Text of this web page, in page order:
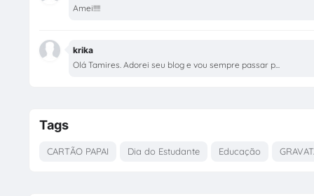
Amei!!!!!
krika
Olá Tamires. Adorei seu blog e vou sempre passar p...
Tags
CARTÃO PAPAI Dia do Estudante Educação